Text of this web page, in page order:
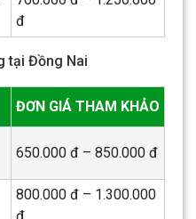
đ
tại Đồng Nai
ĐƠN GIÁ THAM KHẢO
650.000 đ – 850.000 đ
800.000 đ – 1.300.000
đ